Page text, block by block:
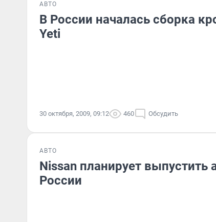
АВТО
В России началась сборка
Yeti
30 октября, 2009, 09:12 460 Обсудить
АВТО
Nissan планирует выпустить
России